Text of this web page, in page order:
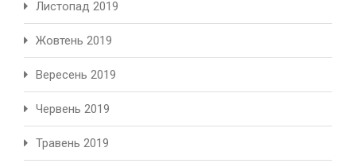
Листопад 2019
Жовтень 2019
Вересень 2019
Червень 2019
Травень 2019